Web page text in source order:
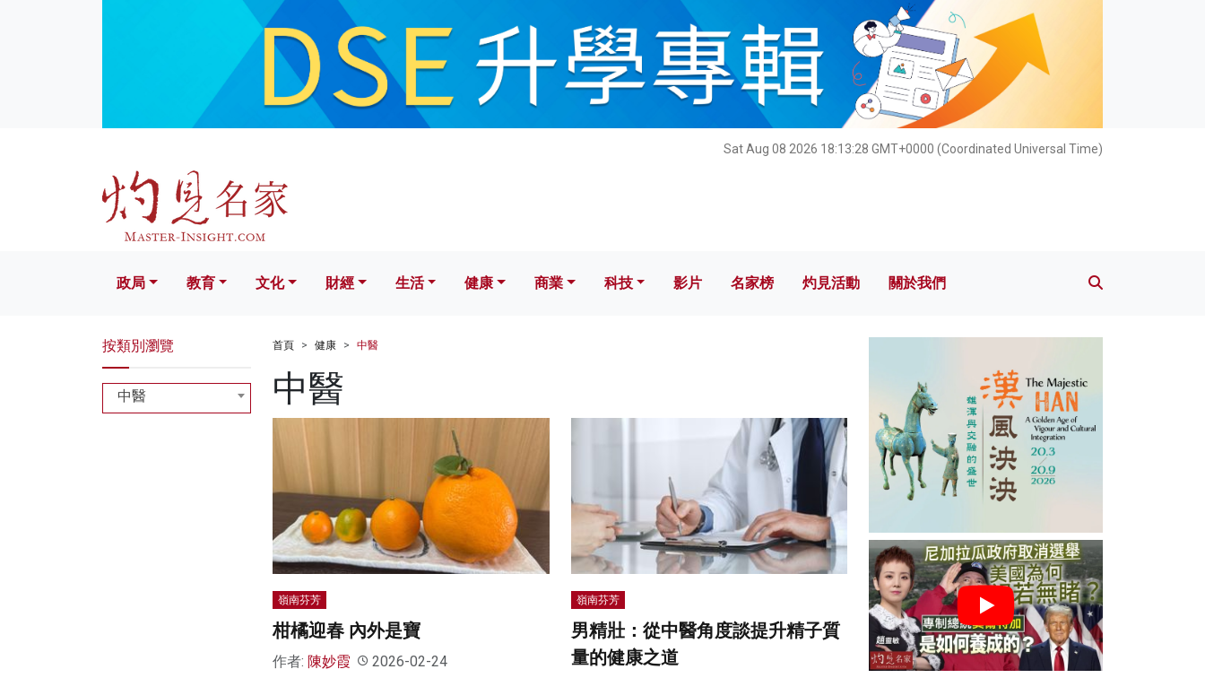
Sat Aug 08 2026 18:13:30 GMT+0000 (Coordinated Universal Time)
文化 財經 生活 健康 科技 影片 名家榜 灼見活動 關於我們
政局 教育 文化 財經 生活 健康 商業 科技 影片 名家榜 灼見活動 關於我們
首頁 健康 中醫
中醫
嶺南芬芳
柑橘迎春 內外是寶
作者: 陳妙霞 2026-02-24
嶺南芬芳
男精壯：從中醫角度談提升精子質
量的健康之道
按類別瀏覽
中醫